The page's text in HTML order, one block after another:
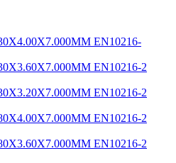
EN10216-
EN10216-2
EN10216-2
EN10216-2
EN10216-2